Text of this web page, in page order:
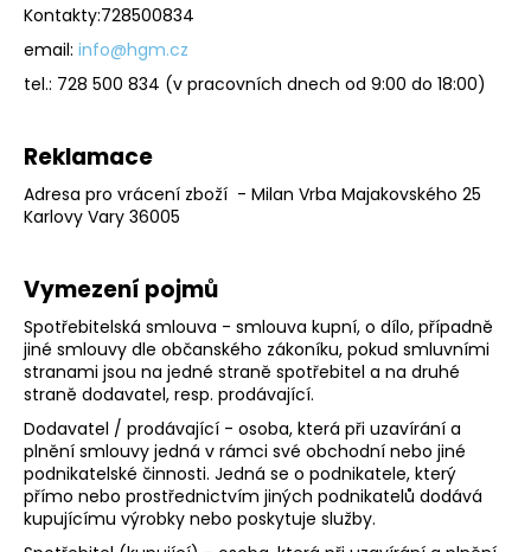
Kontakty:728500834
email: info@hgm.cz
tel.: 728 500 834 (v pracovních dnech od 9:00 do 18:00)
Reklamace
Adresa pro vrácení zboží - Milan Vrba Majakovského 25
Karlovy Vary 36005
Vymezení pojmů
Spotřebitelská smlouva - smlouva kupní, o dílo, případně
jiné smlouvy dle občanského zákoníku, pokud smluvními
stranami jsou na jedné straně spotřebitel a na druhé
straně dodavatel, resp. prodávající.
Dodavatel / prodávající - osoba, která při uzavírání a
plnění smlouvy jedná v rámci své obchodní nebo jiné
podnikatelské činnosti. Jedná se o podnikatele, který
přímo nebo prostřednictvím jiných podnikatelů dodává
kupujícímu výrobky nebo poskytuje služby.
HLEDAT
D
o
o
r
u
č
u
j
e
m
e